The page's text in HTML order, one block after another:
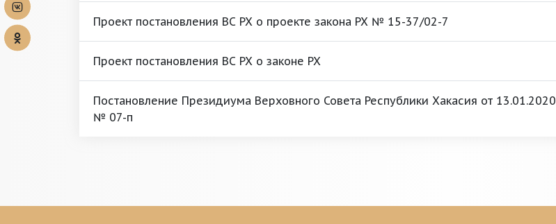
Проект постановления ВС РХ о проекте закона РХ № 15-37/02-7
Проект постановления ВС РХ о законе РХ
Постановление Президиума Верховного Совета Республики Хакасия от 13.01.2020
№ 07-п